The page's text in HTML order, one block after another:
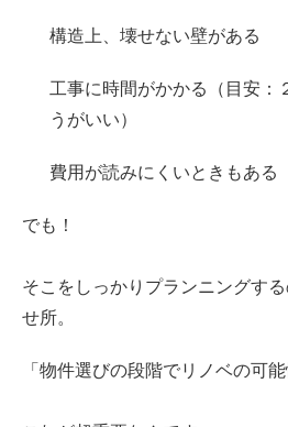
構造上、壊せない壁がある
工事に時間がかかる（目安：
うがいい）
費用が読みにくいときもある
でも！
そこをしっかりプランニングす
せ所。
「物件選びの段階でリノベの可